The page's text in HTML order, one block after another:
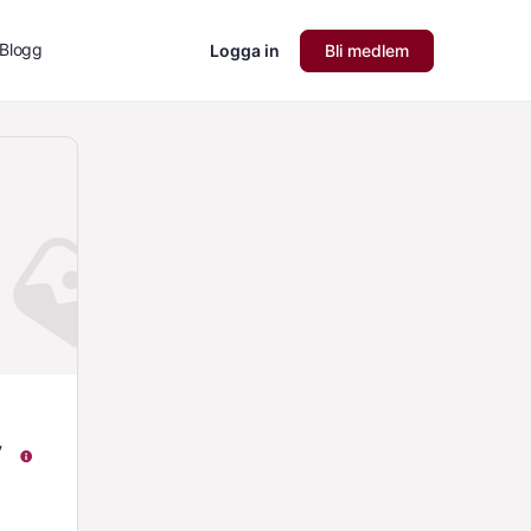
Blogg Logga in Bli medlem